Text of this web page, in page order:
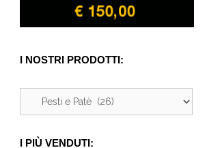
I NOSTRI PRODOTTI:
I PIÙ VENDUTI: